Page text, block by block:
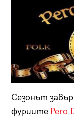
Сезонът
фуриите Pero